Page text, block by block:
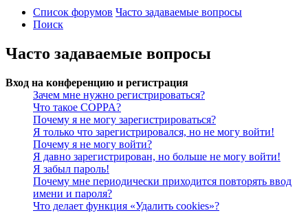
Список форумов Часто задаваемые вопросы
Поиск
Часто задаваемые вопросы
Вход на конференцию и регистрация
Зачем мне нужно регистрироваться?
Что такое COPPA?
Почему я не могу зарегистрироваться?
Я только что зарегистрировался, но не могу войти!
Почему я не могу войти?
Я давно зарегистрирован, но больше не могу войти!
Я забыл пароль!
Почему мне периодически приходится повторять ввод
имени и пароля?
Что делает функция «Удалить cookies»?